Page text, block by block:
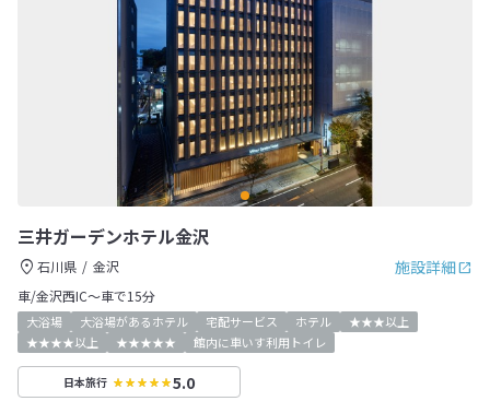
三井ガーデンホテル金沢
施設詳細
石川県
金沢
車/金沢西IC～車で15分
大浴場 大浴場があるホテル 宅配サービス ホテル
★★★以上
★★★★以上
★★★★★ 館内に車いす利用トイレ
日本旅行 5.0